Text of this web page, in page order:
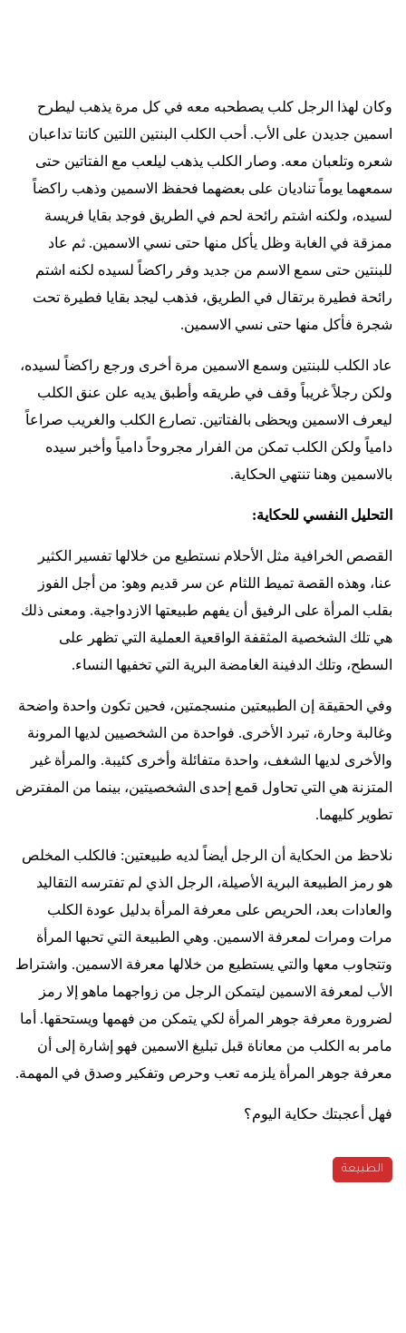
وكان لهذا الرجل كلب يصطحبه معه في كل مرة يذهب ليطرح
اسمين جديدن على الأب. أحب الكلب البنتين اللتين كانتا تداعبان
شعره وتلعبان معه. وصار الكلب يذهب ليلعب مع الفتاتين حتى
سمعهما يوماً تناديان على بعضهما فحفظ الاسمين وذهب راكضاً
لسيده، ولكنه اشتم رائحة لحم في الطريق فوجد بقايا فريسة
ممزقة في الغابة وظل يأكل منها حتى نسي الاسمين. ثم عاد
للبنتين حتى سمع الاسم من جديد وفر راكضاً لسيده لكنه اشتم
رائحة فطيرة برتقال في الطريق، فذهب ليجد بقايا فطيرة تحت
شجرة فأكل منها حتى نسي الاسمين.
عاد الكلب للبنتين وسمع الاسمين مرة أخرى ورجع راكضاً لسيده،
ولكن رجلاً غريباً وقف في طريقه وأطبق يديه علن عنق الكلب
ليعرف الاسمين ويحظى بالفتاتين. تصارع الكلب والغريب صراعاً
دامياً ولكن الكلب تمكن من الفرار مجروحاً دامياً وأخبر سيده
بالاسمين وهنا تنتهي الحكاية.
التحليل النفسي للحكاية:
القصص الخرافية مثل الأحلام نستطيع من خلالها تفسير الكثير
عنا، وهذه القصة تميط اللثام عن سر قديم وهو: من أجل الفوز
بقلب المرأة على الرفيق أن يفهم طبيعتها الازدواجية. ومعنى ذلك
هي تلك الشخصية المثقفة الواقعية العملية التي تظهر على
السطح، وتلك الدفينة الغامضة البرية التي تخفيها النساء.
وفي الحقيقة إن الطبيعتين منسجمتين، فحين تكون واحدة واضحة
وغالبة وحارة، تبرد الأخرى. فواحدة من الشخصيين لديها المرونة
والأخرى لديها الشغف، واحدة متفائلة وأخرى كئيبة. والمرأة غير
المتزنة هي التي تحاول قمع إحدى الشخصيتين، بينما من المفترض
تطوير كليهما.
نلاحظ من الحكاية أن الرجل أيضاً لديه طبيعتين: فالكلب المخلص
هو رمز الطبيعة البرية الأصيلة، الرجل الذي لم تفترسه التقاليد
والعادات بعد، الحريص على معرفة المرأة بدليل عودة الكلب
مرات ومرات لمعرفة الاسمين. وهي الطبيعة التي تحبها المرأة
وتتجاوب معها والتي يستطيع من خلالها معرفة الاسمين. واشتراط
الأب لمعرفة الاسمين ليتمكن الرجل من زواجهما ماهو إلا رمز
لضرورة معرفة جوهر المرأة لكي يتمكن من فهمها ويستحقها. أما
مامر به الكلب من معاناة قبل تبليغ الاسمين فهو إشارة إلى أن
معرفة جوهر المرأة يلزمه تعب وحرص وتفكير وصدق في المهمة.
فهل أعجبتك حكاية اليوم؟
الطبيعة